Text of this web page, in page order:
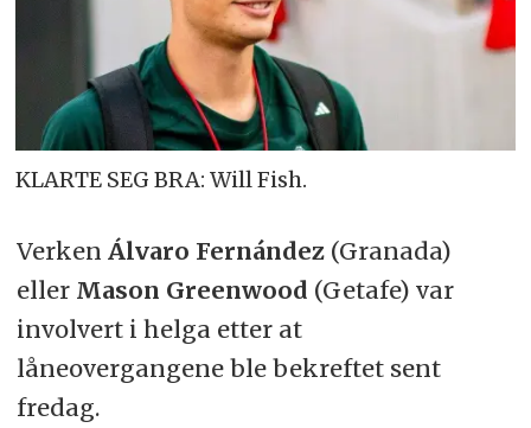
KLARTE SEG BRA: Will Fish.
Verken Álvaro Fernández(Granada)
eller Mason Greenwood (Getafe) var
involvert i helga etter at
låneovergangene ble bekreftet sent
fredag.